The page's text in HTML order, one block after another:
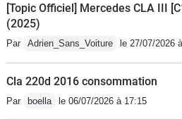
faut en sport +
envie d'arriver
[Topic Officiel] Mercedes CLA III
(2025)
Par Adrien_Sans_Voiture le 27/07/2026
Cla 220d 2016 consommation
Par boella le 06/07/2026 à 17:15